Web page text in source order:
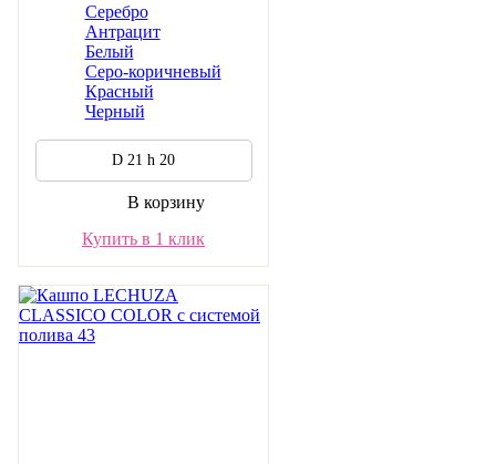
Серебро
Антрацит
Белый
Серо-коричневый
Красный
Черный
D 21 h 20
В корзину
Купить в 1 клик